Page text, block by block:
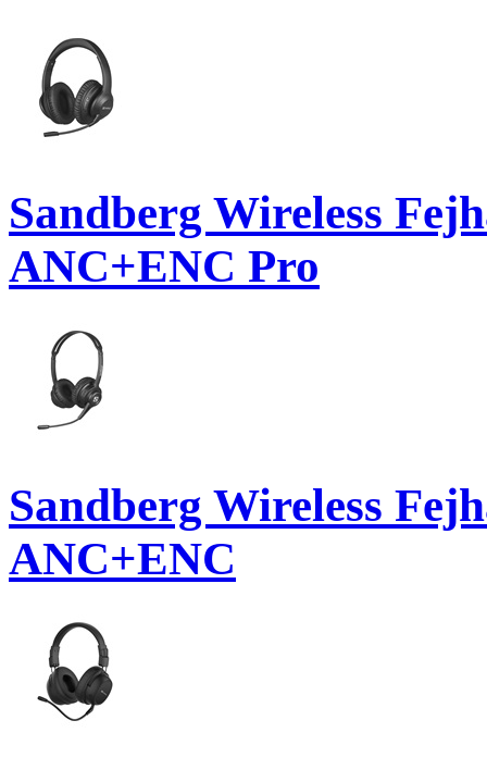
Sandberg Wireless
ANC+ENC Pro
Sandberg Wireless
ANC+ENC